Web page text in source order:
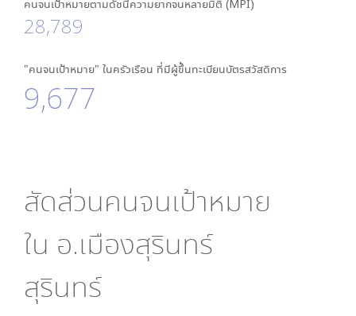
คนจนเป้าหมายตามดัชนีความยากจนหลายมิติ (MPI)
28,789
"คนจนเป้าหมาย" ในครัวเรือน ที่มีผู้ขึ้นทะเบียนบัตรสวัสดิการ
9,677
สัดส่วนคนจนเป้าหมาย
ใน อ.เมืองสุรินทร์
สุรินทร์